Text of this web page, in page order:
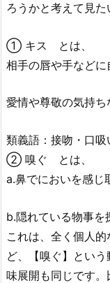
ろうかと考えて見た
① キス とは、
相手の唇や手などに
愛情や尊敬の気持ち
類義語：接吻・口吸
② 嗅ぐ とは、
a.鼻でにおいを感じ
b.隠れている物事を
これは、全く個人
ど、【嗅ぐ】とい
味展開も同じです。